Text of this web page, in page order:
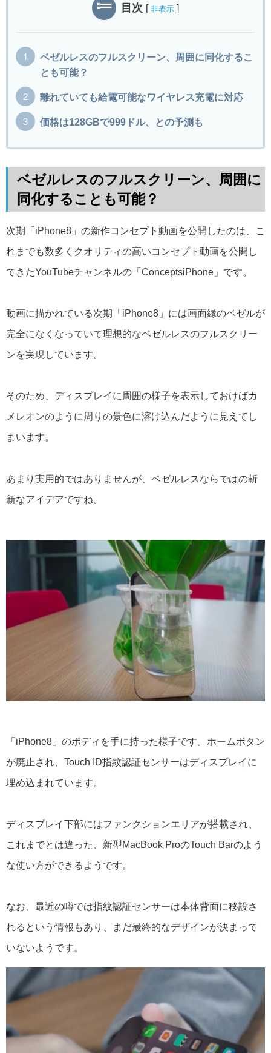
目次 [ 非表示 ]
ベゼルレスのフルスクリーン、周囲に同化するこ
とも可能？
離れていても給電可能なワイヤレス充電に対応
価格は128GBで999ドル、との予測も
ベゼルレスのフルスクリーン、周囲に
同化することも可能？
次期「iPhone8」の新作コンセプト動画を公開したのは、こ
れまでも数多くクオリティの高いコンセプト動画を公開し
てきたYouTubeチャンネルの「ConceptsiPhone」です。
動画に描かれている次期「iPhone8」には画面縁のベゼルが
完全になくなっていて理想的なベゼルレスのフルスクリー
ンを実現しています。
そのため、ディスプレイに周囲の様子を表示しておけばカ
メレオンのように周りの景色に溶け込んだように見えてし
まいます。
あまり実用的ではありませんが、ベゼルレスならではの斬
新なアイデアですね。
「iPhone8」のボディを手に持った様子です。ホームボタン
が廃止され、Touch ID指紋認証センサーはディスプレイに
埋め込まれています。
ディスプレイ下部にはファンクションエリアが搭載され、
これまでとは違った、新型MacBook ProのTouch Barのよう
な使い方ができるようです。
なお、最近の噂では指紋認証センサーは本体背面に移設さ
れるという情報もあり、まだ最終的なデザインが決まって
いないようです。